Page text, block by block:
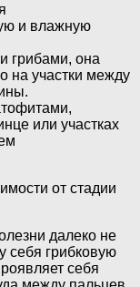
и влажную
грибами, она
на участки между
или участках
от стадии
далеко не
себя грибковую
себя